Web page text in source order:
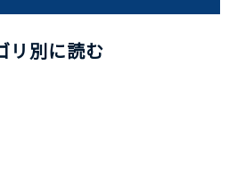
リ別に読む